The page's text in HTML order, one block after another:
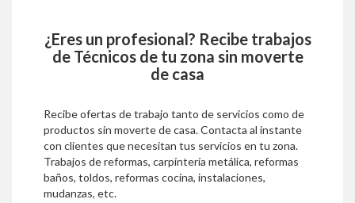
¿Eres un profesional? Recibe trabajos
de Técnicosde tu zona sin moverte
de casa
Recibe ofertas de trabajo tanto de servicios como de
productos sin moverte de casa. Contacta al instante
con clientes que necesitan tus servicios en tu zona.
Trabajos de reformas, carpíntería metálica, reformas
baños, toldos, reformas cocina, instalaciones,
mudanzas, etc.